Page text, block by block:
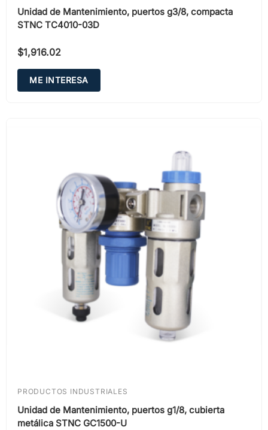
Unidad de Mantenimiento, puertos g3/8, compacta
STNC TC4010-03D
$1,916.02
ME INTERESA
PRODUCTOS INDUSTRIALES
Unidad de Mantenimiento, puertos g1/8, cubierta
metálica STNC GC1500-U